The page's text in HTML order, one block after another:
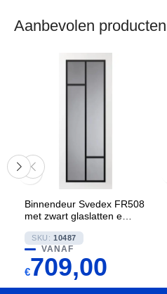
Aanbevolen producten
Binnendeur Svedex FR508
met zwart glaslatten en
SKU: 10487
VANAF
€709,00